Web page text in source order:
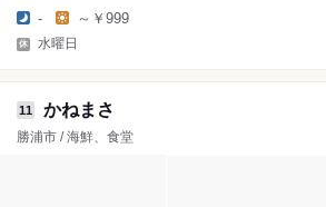
- ～￥999
水曜日
11 かねまさ
勝浦市 / 海鮮、食堂